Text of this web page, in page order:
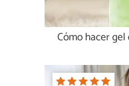
Cómo hacer